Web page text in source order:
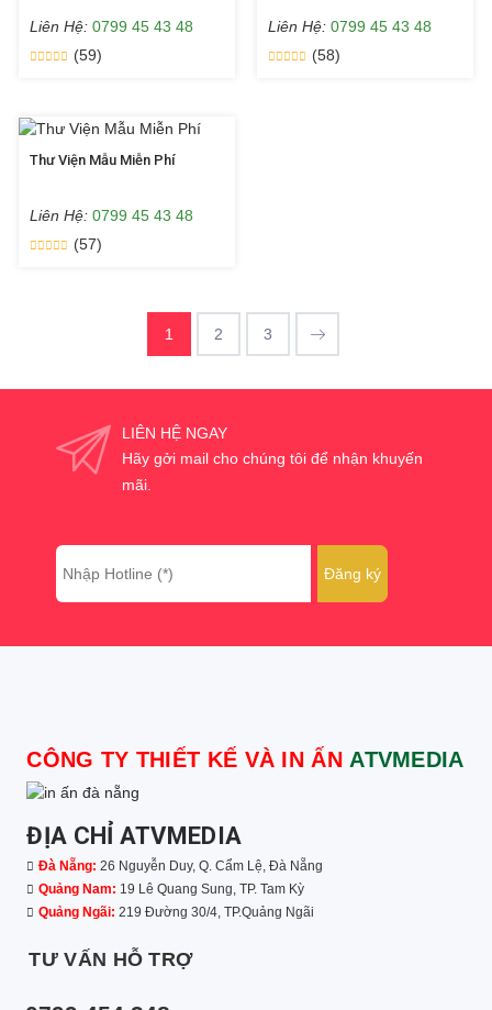
Liên Hệ: 0799 45 43 48
(59)
Liên Hệ: 0799 45 43 48
(58)
Thư Viện Mẫu Miễn Phí
Liên Hệ: 0799 45 43 48
(57)
1 2 3
LIÊN HỆ NGAY
Hãy gởi mail cho chúng tôi để nhận khuyến
mãi.
CÔNG TY THIẾT KẾ VÀ IN ẤN ATVMEDIA
ĐỊA CHỈ ATVMEDIA
Đà Nẵng: 26 Nguyễn Duy, Q. Cẩm Lệ, Đà Nẵng
Quảng Nam: 19 Lê Quang Sung, TP. Tam Kỳ
Quảng Ngãi: 219 Đường 30/4, TP.Quảng Ngãi
TƯ VẤN HỖ TRỢ